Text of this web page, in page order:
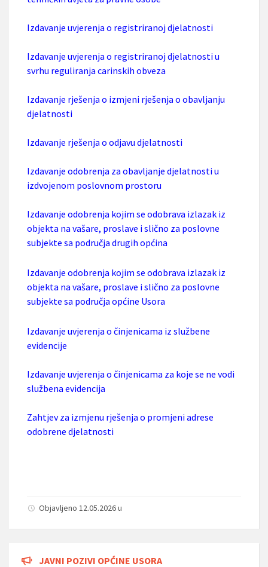
Izdavanje uvjerenja o registriranoj djelatnosti
Izdavanje uvjerenja o registriranoj djelatnosti u
svrhu reguliranja carinskih obveza
Izdavanje rješenja o izmjeni rješenja o obavljanju
djelatnosti
Izdavanje rješenja o odjavu djelatnosti
Izdavanje odobrenja za obavljanje djelatnosti u
izdvojenom poslovnom prostoru
Izdavanje odobrenja kojim se odobrava izlazak iz
objekta na vašare, proslave i slično za poslovne
subjekte sa područja drugih općina
Izdavanje odobrenja kojim se odobrava izlazak iz
objekta na vašare, proslave i slično za poslovne
subjekte sa područja općine Usora
Izdavanje uvjerenja o činjenicama iz službene
evidencije
Izdavanje uvjerenja o činjenicama za koje se ne vodi
službena evidencija
Zahtjev za izmjenu rješenja o promjeni adrese
odobrene djelatnosti
Objavljeno 12.05.2026 u
JAVNI POZIVI OPĆINE USORA